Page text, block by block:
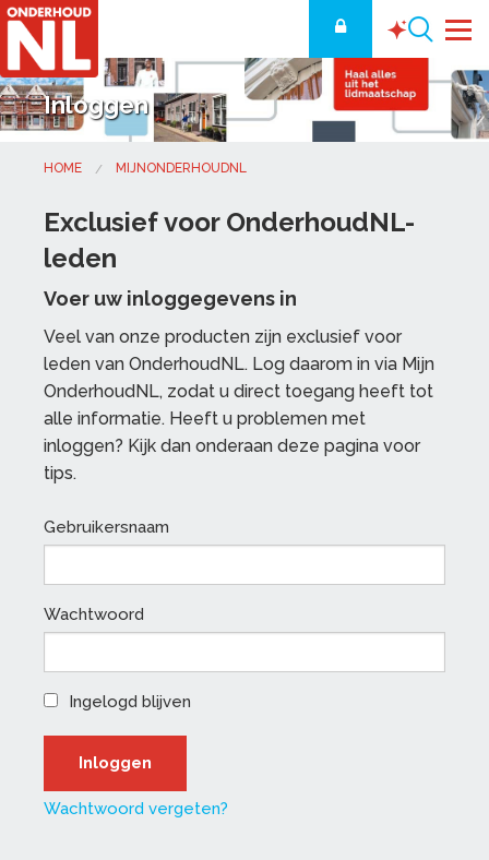
Inloggen
HOME MIJNONDERHOUDNL
Exclusief voor OnderhoudNL-
leden
Voer uw inloggegevens in
Veel van onze producten zijn exclusief voor
leden van OnderhoudNL. Log daarom in via Mijn
OnderhoudNL, zodat u direct toegang heeft tot
alle informatie. Heeft u problemen met
inloggen? Kijk dan onderaan deze pagina voor
tips.
Gebruikersnaam
Wachtwoord
Ingelogd blijven
Wachtwoord vergeten?